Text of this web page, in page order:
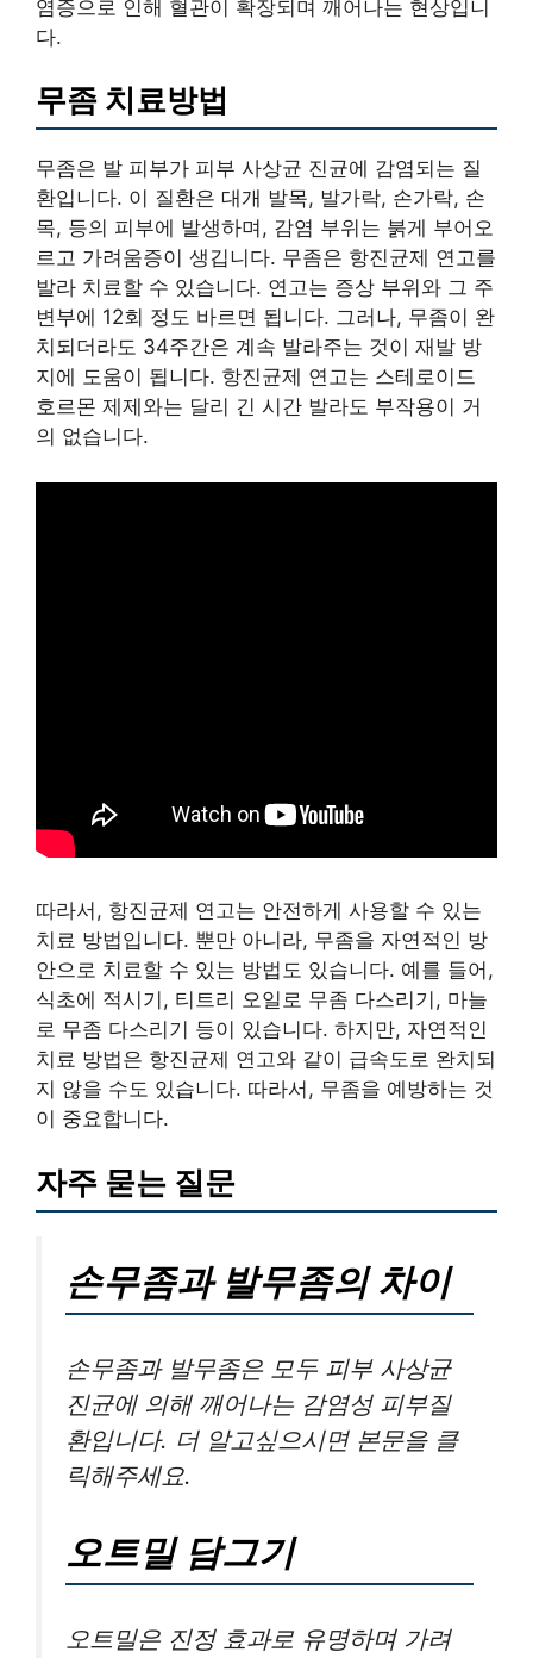
염증으로 인해 혈관이 확장되며 깨어나는 현상입니
다.
무좀 치료방법
무좀은 발 피부가 피부 사상균 진균에 감염되는 질
환입니다. 이 질환은 대개 발목, 발가락, 손가락, 손
목, 등의 피부에 발생하며, 감염 부위는 붉게 부어오
르고 가려움증이 생깁니다. 무좀은 항진균제 연고를
발라 치료할 수 있습니다. 연고는 증상 부위와 그 주
변부에 12회 정도 바르면 됩니다. 그러나, 무좀이 완
치되더라도 34주간은 계속 발라주는 것이 재발 방
지에 도움이 됩니다. 항진균제 연고는 스테로이드
호르몬 제제와는 달리 긴 시간 발라도 부작용이 거
의 없습니다.
따라서, 항진균제 연고는 안전하게 사용할 수 있는
치료 방법입니다. 뿐만 아니라, 무좀을 자연적인 방
안으로 치료할 수 있는 방법도 있습니다. 예를 들어,
식초에 적시기, 티트리 오일로 무좀 다스리기, 마늘
로 무좀 다스리기 등이 있습니다. 하지만, 자연적인
치료 방법은 항진균제 연고와 같이 급속도로 완치되
지 않을 수도 있습니다. 따라서, 무좀을 예방하는 것
이 중요합니다.
자주 묻는 질문
손무좀과 발무좀의 차이
손무좀과 발무좀은 모두 피부 사상균
진균에 의해 깨어나는 감염성 피부질
환입니다. 더 알고싶으시면 본문을 클
릭해주세요.
오트밀 담그기
오트밀은 진정 효과로 유명하며 가려